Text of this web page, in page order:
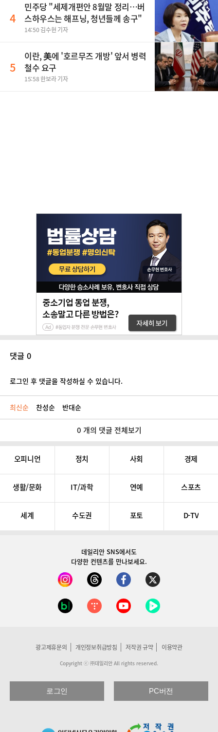
4
민주당 "세제개편안 8월말 정리…버
스하우스는 해프닝, 청년들께 송구"
14:50 김수현 기자
5
이란, 美에 '호르무즈 개방' 앞서 병력
철수 요구
15:58 한보라 기자
댓글 0
로그인 후 댓글을 작성하실 수 있습니다.
최신순 찬성순 반대순
0 개의 댓글 전체보기
오피니언 정치 사회 경제
생활/문화 IT/과학 연예 스포츠
세계 수도권 포토 D-TV
데일리안 SNS에서도
다양한 컨텐츠를 만나보세요.
광고제휴문의 개인정보취급방침 저작권 규약 이용약관
Copyright ⓒ ㈜데일리안 All rights reserved.
로그인 PC버전